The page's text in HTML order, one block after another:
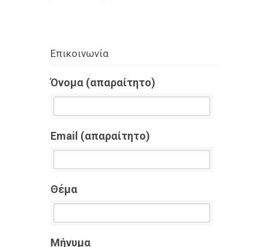
Επικοινωνία
Όνομα (απαραίτητο)
Email (απαραίτητο)
Θέμα
Μήνυμα